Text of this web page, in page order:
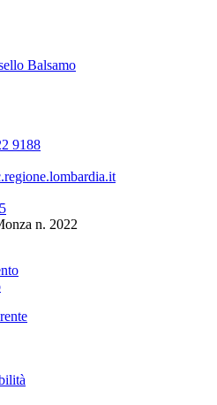
Balsamo
9188
n. 2022